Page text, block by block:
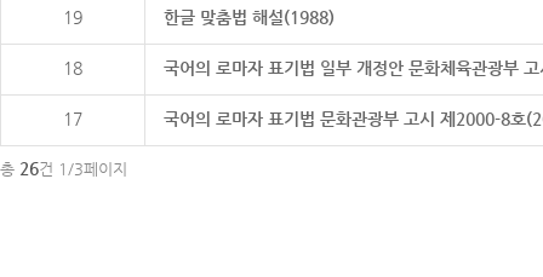
19 한글 맞춤법 해설(1988)
18 국어의 로마자 표기법 일부 개정안 문화체육관광부
17 국어의 로마자 표기법 문화관광부 고시 제2000-8호
총 26건 1/3페이지